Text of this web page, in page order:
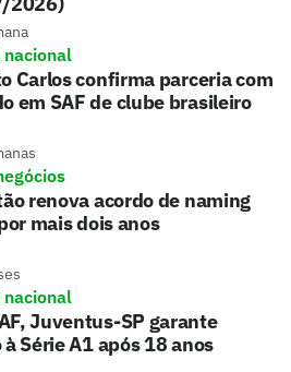
Carlos confirma parceria com
em SAF de clube brasileiro
renova acordo de naming
mais dois anos
Juventus-SP garante
à Série A1 após 18 anos